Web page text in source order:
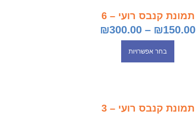
תמונת קנבס רועי – 6
₪150.00
–
₪300.00
בחר אפשרויות
תמונת קנבס רועי – 3